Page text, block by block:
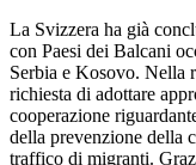
La Svizzera ha già
con Paesi dei Balcani
Serbia e Kosovo. Nella
richiesta di adottare
cooperazione
della prevenzione della
traffico di migranti.